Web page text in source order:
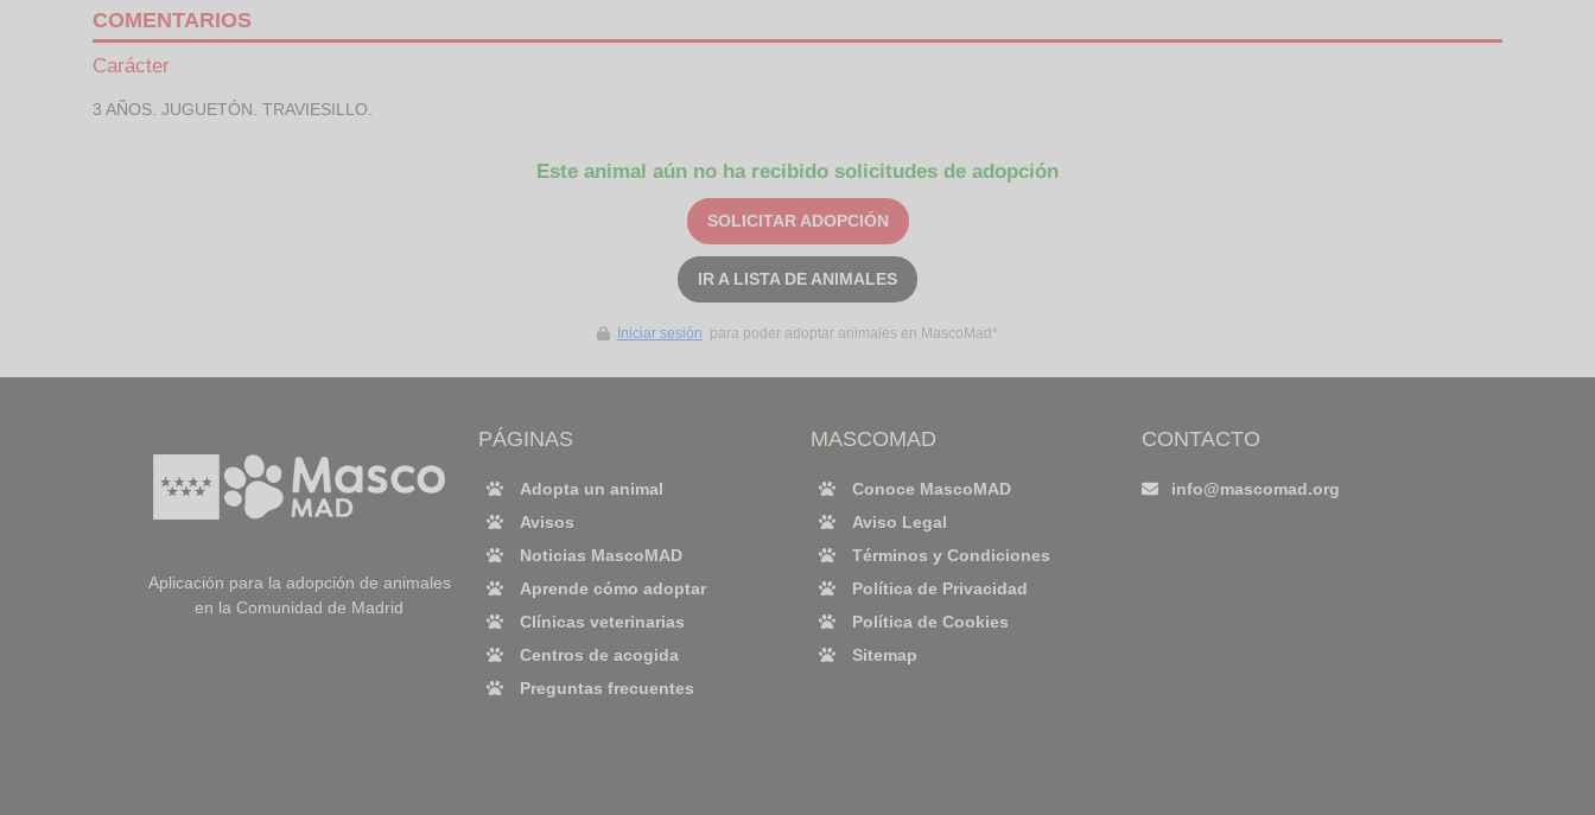
COMENTARIOS
Carácter
3 AÑOS. JUGUETÓN. TRAVIESILLO.
Este animal aún no ha recibido solicitudes de adopción
SOLICITAR ADOPCIÓN
IR A LISTA DE ANIMALES
Iniciar sesión para poder adoptar animales en MascoMad*
Aplicación para la adopción de animales
en la Comunidad de Madrid
PÁGINAS
Adopta un animal
Avisos
Noticias MascoMAD
Aprende cómo adoptar
Clínicas veterinarias
Centros de acogida
Preguntas frecuentes
MASCOMAD
Conoce MascoMAD
Aviso Legal
Términos y Condiciones
Política de Privacidad
Política de Cookies
Sitemap
CONTACTO
info@mascomad.org